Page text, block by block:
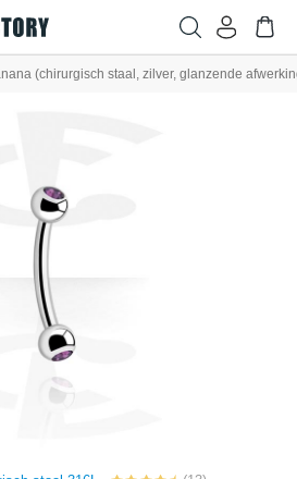
(chirurgisch staal, zilver, glanzende